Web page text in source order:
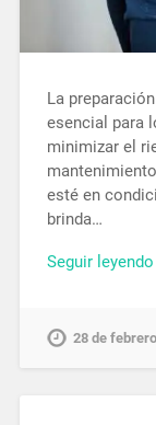
La
esencial para
minimizar el
esté en
brinda…
Seguir
28 de